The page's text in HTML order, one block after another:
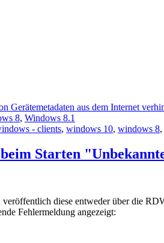
Gerätemetadaten aus dem Internet
8, Windows 8.1
- clients, windows 10, windows 8,
Starten
diese entweder über die
Fehlermeldung angezeigt: